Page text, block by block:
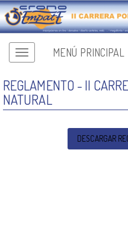
MENÚ PRINCIPAL
REGLAMENTO - II
NATURAL
DESCARGAR